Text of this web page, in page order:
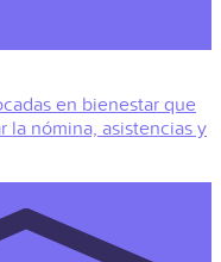
en bienestar que
la nómina, asistencias y